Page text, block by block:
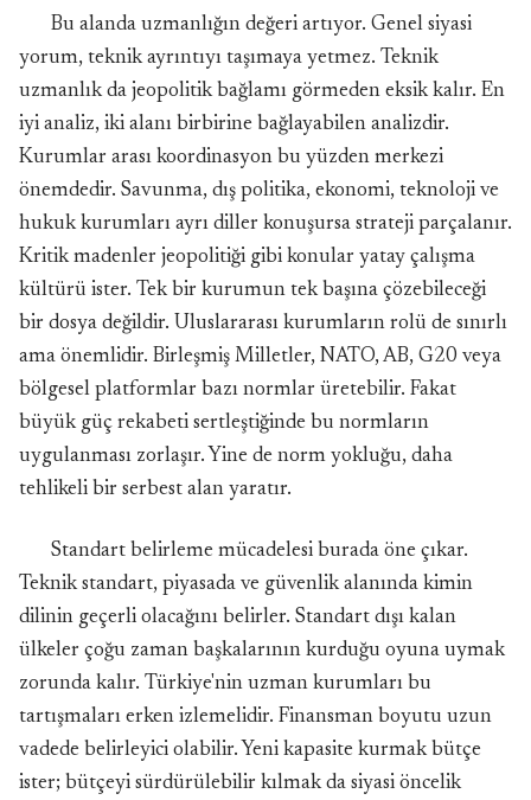
Bu alanda uzmanlığın değeri artıyor. Genel siyasi
yorum, teknik ayrıntıyı taşımaya yetmez. Teknik
uzmanlık da jeopolitik bağlamı görmeden eksik kalır. En
iyi analiz, iki alanı birbirine bağlayabilen analizdir.
Kurumlar arası koordinasyon bu yüzden merkezi
önemdedir. Savunma, dış politika, ekonomi, teknoloji ve
hukuk kurumları ayrı diller konuşursa strateji parçalanır.
Kritik madenler jeopolitiği gibi konular yatay çalışma
kültürü ister. Tek bir kurumun tek başına çözebileceği
bir dosya değildir. Uluslararası kurumların rolü de sınırlı
ama önemlidir. Birleşmiş Milletler, NATO, AB, G20 veya
bölgesel platformlar bazı normlar üretebilir. Fakat
büyük güç rekabeti sertleştiğinde bu normların
uygulanması zorlaşır. Yine de norm yokluğu, daha
tehlikeli bir serbest alan yaratır.
Standart belirleme mücadelesi burada öne çıkar.
Teknik standart, piyasada ve güvenlik alanında kimin
dilinin geçerli olacağını belirler. Standart dışı kalan
ülkeler çoğu zaman başkalarının kurduğu oyuna uymak
zorunda kalır. Türkiye'nin uzman kurumları bu
tartışmaları erken izlemelidir. Finansman boyutu uzun
vadede belirleyici olabilir. Yeni kapasite kurmak bütçe
ister; bütçeyi sürdürülebilir kılmak da siyasi öncelik